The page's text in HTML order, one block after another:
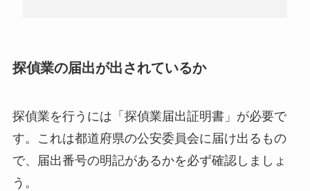
探偵業の届出が出されているか
探偵業を行うには「探偵業届出証明書」が必要で
す。これは都道府県の公安委員会に届け出るもの
で、届出番号の明記があるかを必ず確認しましょ
う。